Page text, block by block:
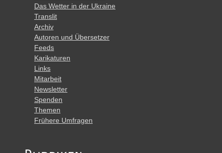
Das Wetter in der Ukraine
Translit
Archiv
Autoren und Übersetzer
Feeds
Karikaturen
Links
Mitarbeit
Newsletter
Spenden
Themen
Frühere Umfragen